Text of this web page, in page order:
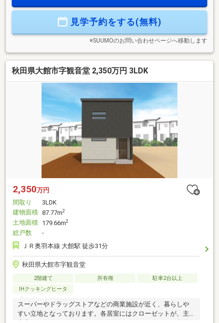
見学予約をする(無料)
※SUUMOのお問い合わせページへ移動します
秋田県大館市字観音堂 2,350万円 3LDK
2,350万円
間取り
3LDK
建物面積 87.77m2
土地面積 179.66m2
総戸数
-
ＪＲ奥羽本線 大館駅 徒歩31分
秋田県大館市字観音堂
2階建て 所有権
駐車2台以上
IHクッキングヒータ
スーパーやドラッグストアなどの商業施設が近く、暮らしや
すい立地となっております。各居室にはクローゼットが、主